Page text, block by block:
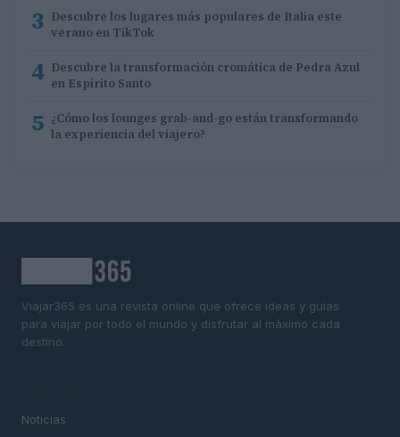
3 Descubre los lugares más populares de Italia este
verano en TikTok
4 Descubre la transformación cromática de Pedra Azul
en Espírito Santo
5 ¿Cómo los lounges grab-and-go están transformando
la experiencia del viajero?
Viajar365 es una revista online que ofrece ideas y guías
para viajar por todo el mundo y disfrutar al máximo cada
destino.
Noticias